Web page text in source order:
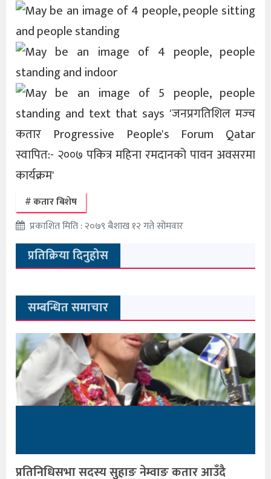
कतार बिशेष
प्रकाशित मिति : २०७९ बैशाख १२ गते सोमवार
प्रतिक्रिया दिनुहोस
सम्बन्धित समाचार
प्रतिनिधिसभा सदस्य सुहाङ नेम्वाङ कतार आउँदै